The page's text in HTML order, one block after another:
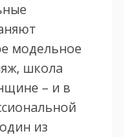
модельное
школа
– и в
из